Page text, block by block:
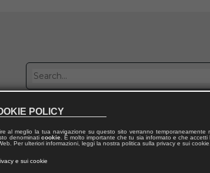
with us
POLICY
al meglio la tua navigazione su questo sito verranno temporaneamente
denominati cookie. È molto importante che tu sia informato e che accetti
Per ulteriori informazioni, leggi la nostra politica sulla privacy e sui cookie.
e sui cookie